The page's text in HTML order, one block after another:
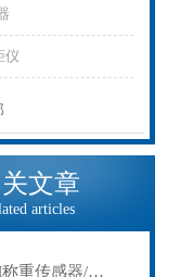
仪
文章
articles
德国HBM称重传感器/模块型号示例